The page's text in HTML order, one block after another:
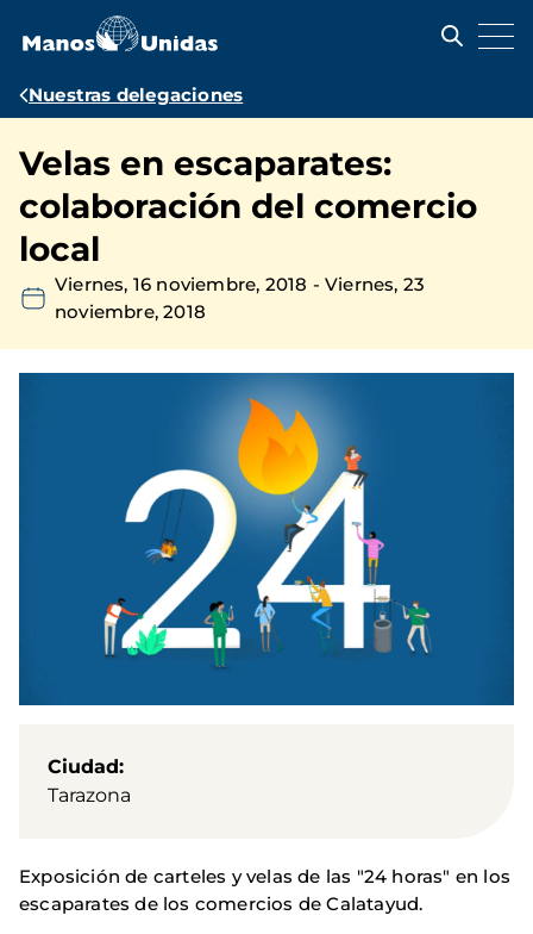
contenido
Ruta
navegación
Nuestras delegaciones
Velas en escaparates:
colaboración del comercio
local
Viernes, 16 noviembre, 2018 -Viernes, 23
noviembre, 2018
Ciudad
Tarazona
Exposición de carteles y velas de las "24 horas" en los
escaparates de los comercios de Calatayud.